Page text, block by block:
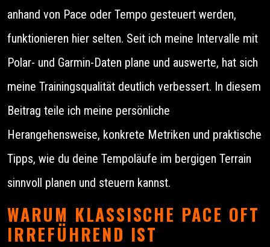
anhand von Pace oder Tempo gesteuert werden,
funktionieren hier selten. Seit ich meine Intervalle mit
Polar- und Garmin-Daten plane und auswerte, hat sich
meine Trainingsqualität deutlich verbessert. In diesem
Beitrag teile ich meine persönliche
Herangehensweise, konkrete Metriken und praktische
Tipps, wie du deine Tempoläufe im bergigen Terrain
sinnvoll planen und steuern kannst.
WARUM KLASSISCHE PACE OFT
IRREFÜHREND IST